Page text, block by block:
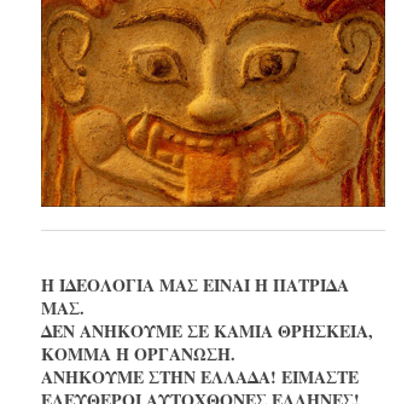
Η ΙΔΕΟΛΟΓΙΑ ΜΑΣ ΕΙΝΑΙ Η ΠΑΤΡΙΔΑ
ΜΑΣ.
ΔΕΝ ΑΝΗΚΟΥΜΕ ΣΕ ΚΑΜΙΑ ΘΡΗΣΚΕΙΑ,
ΚΟΜΜΑ Ή ΟΡΓΑΝΩΣΗ.
ΑΝΗΚΟΥΜΕ ΣΤΗΝ ΕΛΛΑΔΑ! ΕΙΜΑΣΤΕ